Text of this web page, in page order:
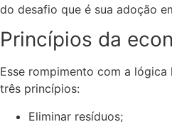
do desafio que é sua adoção
Princípios da
Esse rompimento com a
três princípios:
Eliminar resíduos;